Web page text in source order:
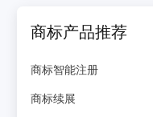
商标产品推荐
商标智能注册
商标续展